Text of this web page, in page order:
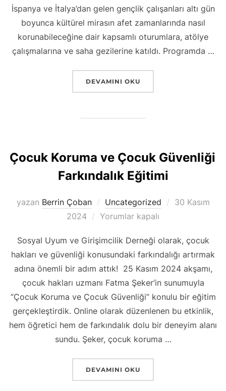
İspanya ve İtalya’dan gelen gençlik çalışanları altı gün
boyunca kültürel mirasın afet zamanlarında nasıl
korunabileceğine dair kapsamlı oturumlara, atölye
çalışmalarına ve saha gezilerine katıldı. Programda …
“MARAKEŞ’TE KÜLTÜREL MIRAS
DEVAMINI OKU
Çocuk Koruma ve Çocuk Güvenliği
Farkındalık Eğitimi
yazan Berrin Çoban Uncategorized
Yayımlanma
30 Kasım
2024
Yorumlar kapalı
Sosyal Uyum ve Girişimcilik Derneği olarak, çocuk
hakları ve güvenliği konusundaki farkındalığı artırmak
adına önemli bir adım attık! 25 Kasım 2024 akşamı,
çocuk hakları uzmanı Fatma Şeker’in sunumuyla
“Çocuk Koruma ve Çocuk Güvenliği” konulu bir eğitim
gerçekleştirdik. Online olarak düzenlenen bu etkinlik,
hem öğretici hem de farkındalık dolu bir deneyim alanı
sundu. Şeker, çocuk koruma …
“ÇOCUK KORUMA VE ÇOCUK
DEVAMINI OKU